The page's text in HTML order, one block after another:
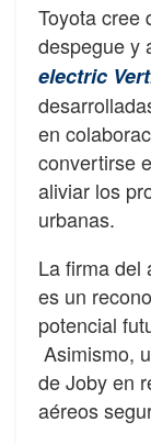
Toyota cree
despegue y
electric
en
convertirse
aliviar los
urbanas.
La firma del
es un
potencial
Asimismo,
de Joby en
aéreos